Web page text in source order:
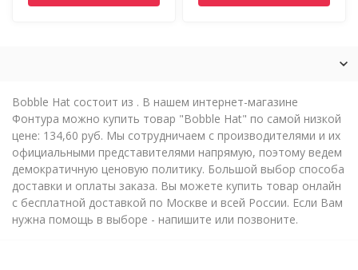
Bobble Hat состоит из . В нашем интернет-магазине
Фонтура можно купить товар "Bobble Hat" по самой низкой
цене: 134,60 руб. Мы сотрудничаем с производителями и их
официальными представителями напрямую, поэтому ведем
демократичную ценовую политику. Большой выбор способа
доставки и оплаты заказа. Вы можете купить товар онлайн
с бесплатной доставкой по Москве и всей России. Если Вам
нужна помощь в выборе - напишите или позвоните.